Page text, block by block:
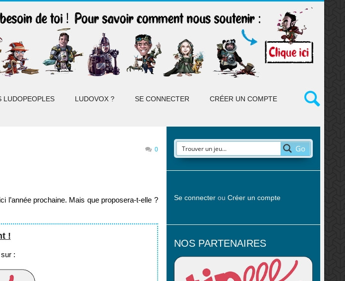
LUDOPEOPLES LUDOVOX ? SE CONNECTER CRÉER UN COMPTE
0
l’année prochaine. Mais que proposera-t-elle ?
!
:
Go
Se connecterou Créer un compte
NOS PARTENAIRES